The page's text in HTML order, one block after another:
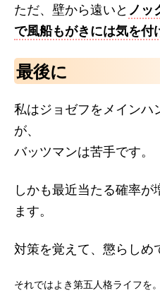
ただ、壁から遠いと ノッ
で風船もがきには気を付
最後に
私はジョゼフをメインハ
が、
バッツマンは苦手です。
しかも最近当たる確率
ます。
対策を覚えて、懲らしめ
それではよき第五人格ライフを。